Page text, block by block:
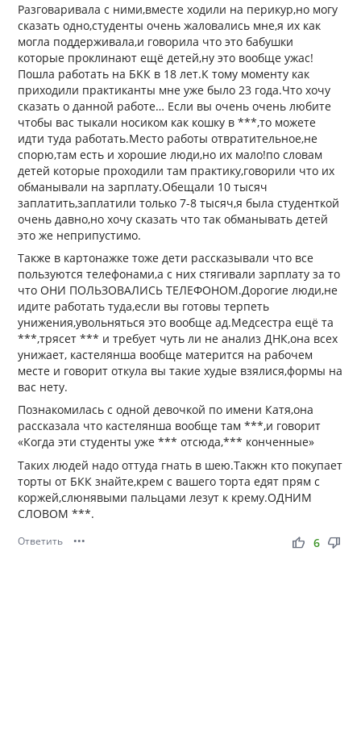
Разговаривала с ними,вместе ходили на перикур,но могу
сказать одно,студенты очень жаловались мне,я их как
могла поддерживала,и говорила что это бабушки
которые проклинают ещё детей,ну это вообще ужас!
Пошла работать на БКК в 18 лет.К тому моменту как
приходили практиканты мне уже было 23 года.Что хочу
сказать о данной работе… Если вы очень очень любите
чтобы вас тыкали носиком как кошку в ***,то можете
идти туда работать.Место работы отвратительное,не
спорю,там есть и хорошие люди,но их мало!по словам
детей которые проходили там практику,говорили что их
обманывали на зарплату.Обещали 10 тысяч
заплатить,заплатили только 7-8 тысяч,я была студенткой
очень давно,но хочу сказать что так обманывать детей
это же неприпустимо.
Также в картонажке тоже дети рассказывали что все
пользуются телефонами,а с них стягивали зарплату за то
что ОНИ ПОЛЬЗОВАЛИСЬ ТЕЛЕФОНОМ.Дорогие люди,не
идите работать туда,если вы готовы терпеть
унижения,увольняться это вообще ад.Медсестра ещё та
***,трясет *** и требует чуть ли не анализ ДНК,она всех
унижает, кастелянша вообще матерится на рабочем
месте и говорит откула вы такие худые взялися,формы на
вас нету.
Познакомилась с одной девочкой по имени Катя,она
рассказала что кастелянша вообще там ***,и говорит
«Когда эти студенты уже *** отсюда,*** конченные»
Таких людей надо оттуда гнать в шею.Такжн кто покупает
торты от БКК знайте,крем с вашего торта едят прям с
коржей,слюнявыми пальцами лезут к крему.ОДНИМ
СЛОВОМ ***.
Ответить ••• thumb_up thumb_down
6